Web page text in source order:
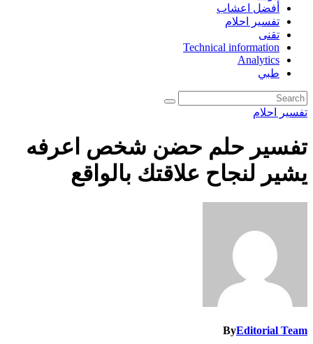
أفضل اعشاب
تفسير احلام
تقنى
Technical information
Analytics
طبي
تفسير احلام
تفسير حلم حضن شخص اعرفه
يشير لنجاح علاقتك بالواقع
ByEditorial Team